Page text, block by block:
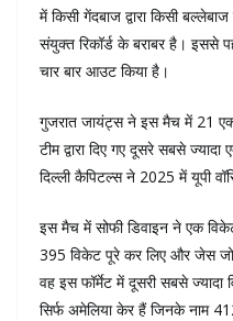
में किसी गेंदबाज द्वारा किसी
संयुक्त रिकॉर्ड के बराबर है। इससे
चार बार आउट किया है।
गुजरात जायंट्स ने इस मैच में 21
टीम द्वारा दिए गए दूसरे सबसे
दिल्ली कैपिटल्स ने 2025 में यूपी
इस मैच में सोफी डिवाइन ने एक
395 विकेट पूरे कर लिए और जेस
वह इस फॉर्मेट में दूसरी सबसे
सिर्फ अमेलिया केर हैं जिनके नाम